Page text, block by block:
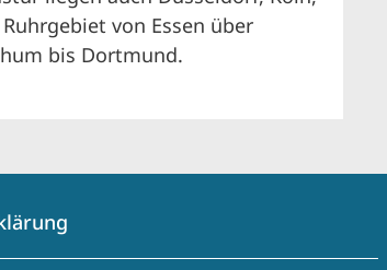
von Essen über
bis Dortmund.